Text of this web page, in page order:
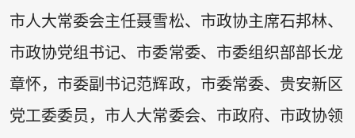
市人大常委会主任聂雪松、市政协主席石邦林、
市政协党组书记、市委常委、市委组织部部长龙
章怀，市委副书记范辉政，市委常委、贵安新区
党工委委员，市人大常委会、市政府、市政协领